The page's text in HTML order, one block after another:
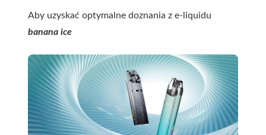
Aby uzyskać optymalne doznania z e-liquidu
banana ice